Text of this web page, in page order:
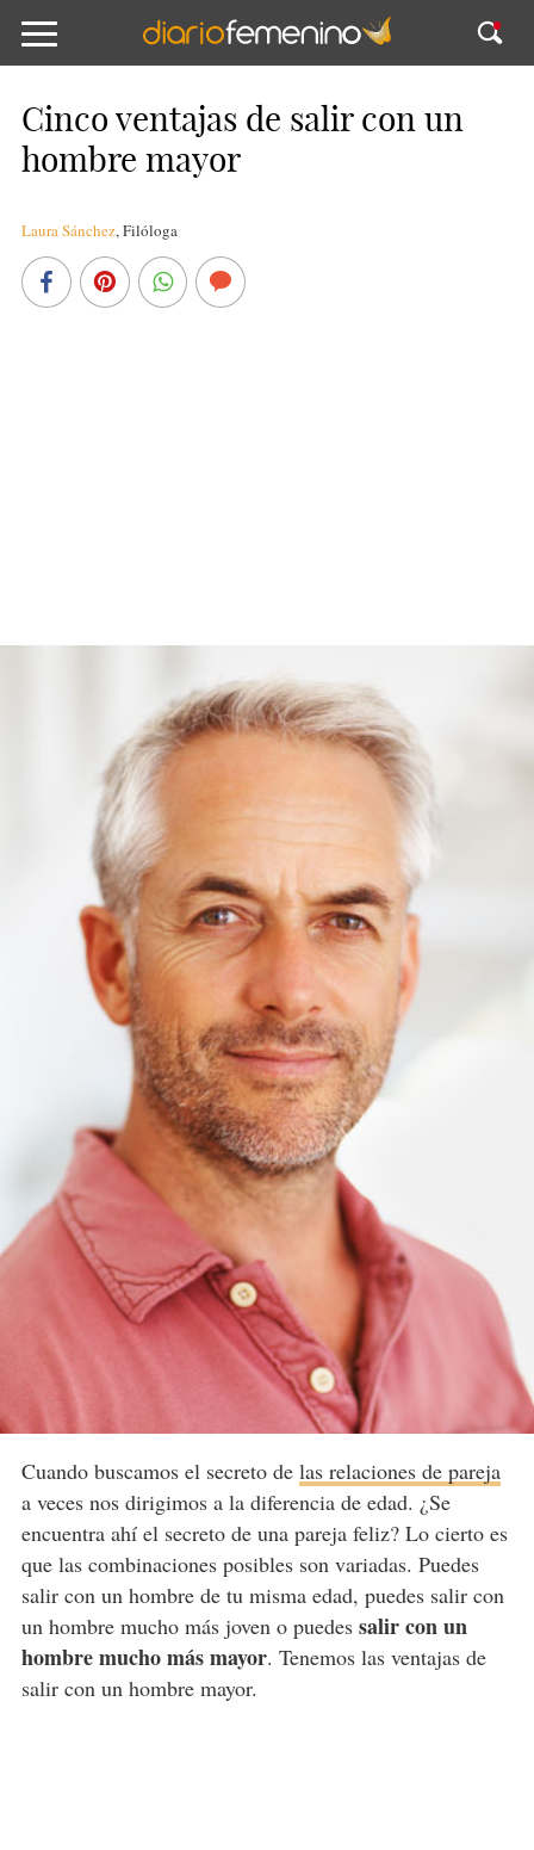
Cinco ventajas de salir con un
hombre mayor
Laura Sánchez,Filóloga
Cuando buscamos el secreto de las relaciones de pareja
a veces nos dirigimos a la diferencia de edad. ¿Se
encuentra ahí el secreto de una pareja feliz? Lo cierto es
que las combinaciones posibles son variadas. Puedes
salir con un hombre de tu misma edad, puedes salir con
un hombre mucho más joven o puedes salir con un
hombre mucho más mayor. Tenemos las ventajas de
salir con un hombre mayor.